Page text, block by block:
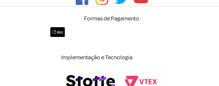
Formas de Pagamento
Implementação e Tecnologia